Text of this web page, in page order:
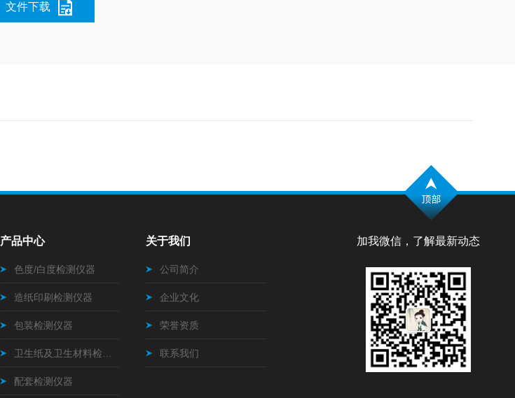
文件下载
加我微信，了解最新动态
产品中心
色度/白度检测仪器
造纸印刷检测仪器
包装检测仪器
卫生纸及卫生材料检测仪器
配套检测仪器
关于我们
公司简介
企业文化
荣誉资质
联系我们